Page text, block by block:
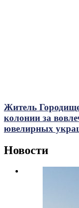
Житель
колонии за
ювелирных
Новости